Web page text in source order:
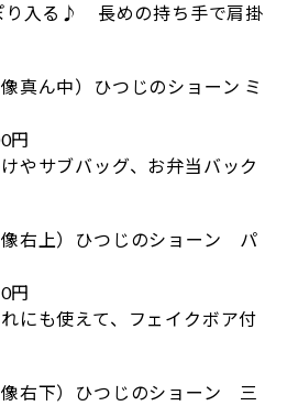
り入る♪ 長めの持ち手で肩掛
中）ひつじのショーン ミ
円
やサブバッグ、お弁当バック
上）ひつじのショーン パ
円
にも使えて、フェイクボア付
下）ひつじのショーン 三